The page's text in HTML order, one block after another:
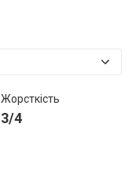
Жорсткість
3/4